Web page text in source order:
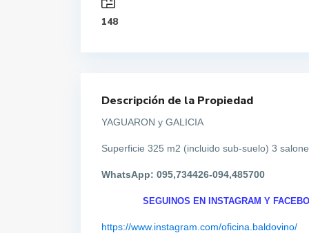
148
Descripción de la Propiedad
YAGUARON y GALICIA
Superficie 325 m2 (incluido sub-suelo) 3
WhatsApp: 095,734426-094,485700
SEGUINOS EN INSTAGRAM Y
https://www.instagram.com/oficina.baldovino/